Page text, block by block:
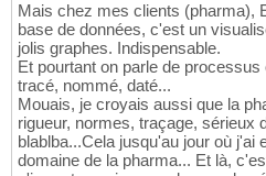
Mais chez mes clients (pharma),
base de données, c'est un
jolis graphes. Indispensable.
Et pourtant on parle de
tracé, nommé, daté...
Mouais, je croyais aussi que la
rigueur, normes, traçage, sérieux
blablba...Cela jusqu'au jour où j'ai
domaine de la pharma... Et là,